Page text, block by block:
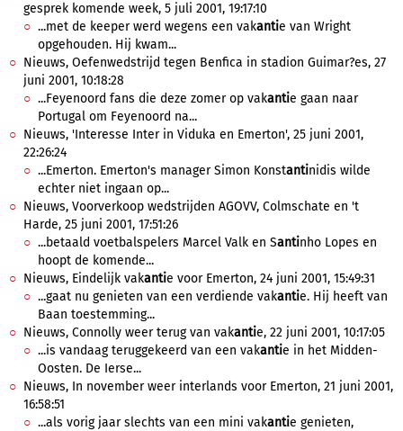
gesprek komende week, 5 juli 2001, 19:17:10
...met de keeper werd wegens een vakantie van Wright
opgehouden. Hij kwam...
Nieuws, Oefenwedstrijd tegen Benfica in stadion Guimar?es, 27
juni 2001, 10:18:28
...Feyenoord fans die deze zomer op vakantie gaan naar
Portugal om Feyenoord na...
Nieuws, 'Interesse Inter in Viduka en Emerton', 25 juni 2001,
22:26:24
...Emerton. Emerton's manager Simon Konstantinidis wilde
echter niet ingaan op...
Nieuws, Voorverkoop wedstrijden AGOVV, Colmschate en 't
Harde, 25 juni 2001, 17:51:26
...betaald voetbalspelers Marcel Valk en Santinho Lopes en
hoopt de komende...
Nieuws, Eindelijk vakantie voor Emerton, 24 juni 2001, 15:49:31
...gaat nu genieten van een verdiende vakantie. Hij heeft van
Baan toestemming...
Nieuws, Connolly weer terug van vakantie, 22 juni 2001, 10:17:05
...is vandaag teruggekeerd van een vakantie in het Midden-
Oosten. De Ierse...
Nieuws, In november weer interlands voor Emerton, 21 juni 2001,
16:58:51
...als vorig jaar slechts van een mini vakantie genieten,